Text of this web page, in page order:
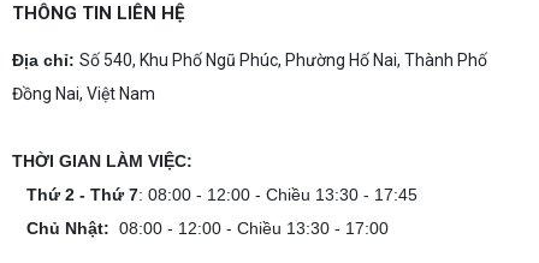
Cách tính công suất nguồn PC giúp bạn chọn PSU
phù hợp, đảm bảo hệ thống vận hành ổn định và
Hướng dẫn kiểm tra tương thích linh kiện PC trước
khi build: socket CPU mainboard, chuẩn RAM,
nguồn cho VGA và kích thước case. Có checklist
THÔNG TIN LIÊN HỆ
Địa chỉ: Số 540, Khu Phố Ngũ Phúc, Phường Hố Nai, Thành Phố
Đồng Nai, Việt Nam
THỜI GIAN LÀM VIỆC:
Thứ 2 - Thứ 7: 08:00 - 12:00 - Chiều 13:30 - 17:45
Chủ Nhật: 08:00 - 12:00 - Chiều 13:30 - 17:00